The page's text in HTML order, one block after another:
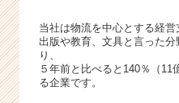
当社は物流を中心とする経営
出版や教育、文具と言った
り、
５年前と比べると140％（
る企業です。